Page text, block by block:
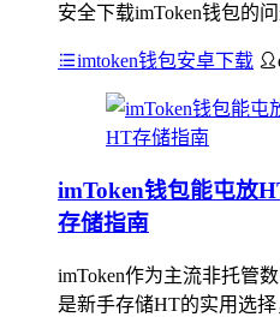
安全下载imToken钱包的
imtoken钱包安卓下载
imToken钱包能屯放
存储指南
imToken作为主流非托管
是新手存储HT的实用选